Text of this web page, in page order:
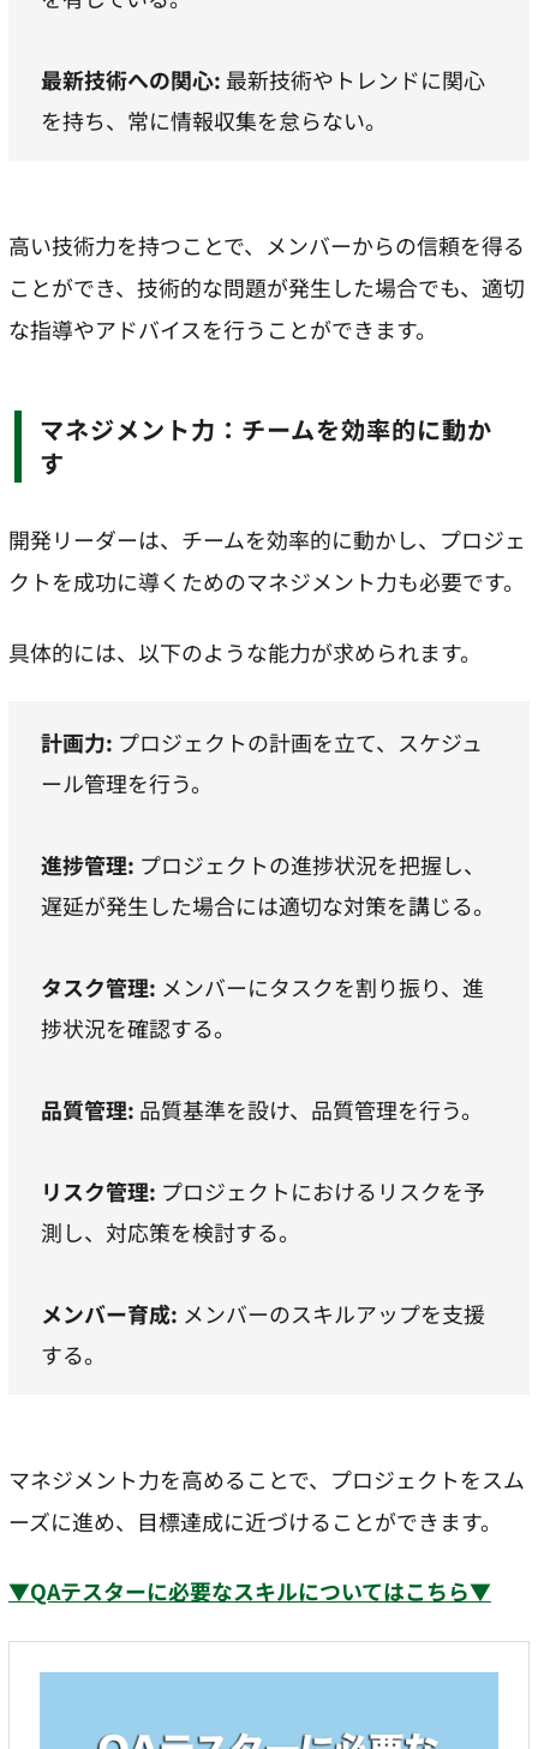
最新技術への関心: 最新技術やトレンドに関心
を持ち、常に情報収集を怠らない。
高い技術力を持つことで、メンバーからの信頼を得る
ことができ、技術的な問題が発生した場合でも、適切
な指導やアドバイスを行うことができます。
マネジメント力：チームを効率的に動か
す
開発リーダーは、チームを効率的に動かし、プロジェ
クトを成功に導くためのマネジメント力も必要です。
具体的には、以下のような能力が求められます。
計画力: プロジェクトの計画を立て、スケジュ
ール管理を行う。
進捗管理: プロジェクトの進捗状況を把握し、
遅延が発生した場合には適切な対策を講じる。
タスク管理: メンバーにタスクを割り振り、進
捗状況を確認する。
品質管理: 品質基準を設け、品質管理を行う。
リスク管理: プロジェクトにおけるリスクを予
測し、対応策を検討する。
メンバー育成: メンバーのスキルアップを支援
する。
マネジメント力を高めることで、プロジェクトをスム
ーズに進め、目標達成に近づけることができます。
▼QAテスターに必要なスキルについてはこちら▼